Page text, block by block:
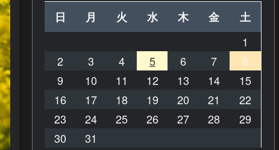
日
月 火 水 木 金
土
1
2
3 4 5 6 7
8
9
10 11 12 13 14
15
16
17 18 19 20 21
22
23
24 25 26 27 28
29
30
31